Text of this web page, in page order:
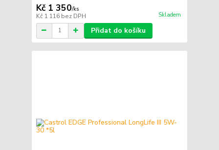
Kč 1 350/ks
Kč 1 116 bez DPH Skladem
Přidat do košíku